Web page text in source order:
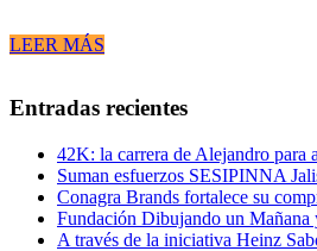
LEER MÁS
Entradas recientes
42K: la carrera de Alejandro para
Suman esfuerzos SESIPINNA
Conagra Brands fortalece su
Fundación Dibujando un Mañana
A través de la iniciativa Heinz